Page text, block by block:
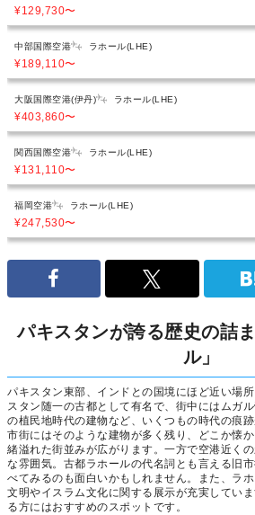
¥129,730〜
中部国際空港 ラホール(LHE)
¥189,110〜
大阪国際空港(伊丹) ラホール(LHE)
¥403,860〜
関西国際空港 ラホール(LHE)
¥131,110〜
福岡空港 ラホール(LHE)
¥247,530〜
パキスタンが誇る歴史の詰
ル」
パキスタン東部、インドとの国境にほど近い場
スタン随一の古都として有名で、街中にはムガ
の植民地時代の建物など、いくつもの時代の痕
市街にはそのような建物が多く残り、どこか懐
緒溢れた街並みが広がります。一方で空港近く
な雰囲気。古都ラホールの代名詞とも言える旧
べてみるのも面白いかもしれません。また、ラ
文明やイスラム文化に関する展示が充実してい
る方にはおすすめのスポットです。